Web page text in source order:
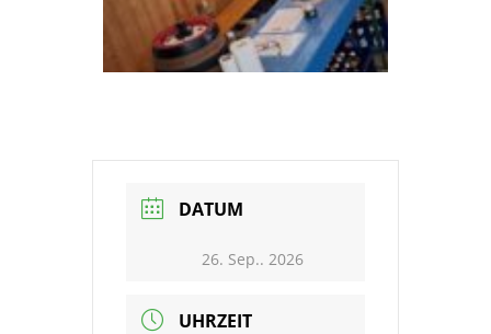
DATUM
26. Sep.. 2026
UHRZEIT